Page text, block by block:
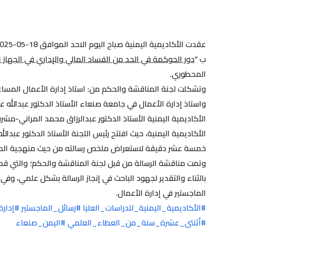
ب “دور الحوكمة في الحد من الفساد المالي والإداري في الجهاز
المحطوري.
وتشكلت لجنة المناقشة والحكم من: استاذ إدارة الأعمال
واستاذ إدارة الأعمال في جامعة صنعاء الأستاذ الدكتور
الأكاديمية اليمنية الأستاذ الدكتور عبدالرزاق محمد
الأكاديمية اليمنية، حيث افتتح رئيس اللجنة الأستاذ الدكتور
خمسة عشر دقيقة لاستعراض ملخص رسالته من حيث منهجية
وتمت مناقشة الرسالة من قبل لجنة المناقشة والحكم؛ والتي
بالثناء والتقدير لجهود الباحث في إنجاز الرسالة بشكل علمي،
الماجستير في إدارة الأعمال.
#الأكاديمية_اليمنية_للدراسات_العليا #رسائل_الماجستير
#أثنتى_عشرة_سنة_من_العطاء_العلمي#اليمن_صنعاء